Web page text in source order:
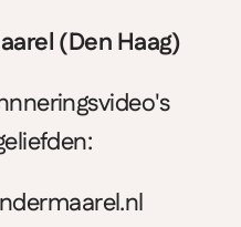
(Den Haag)